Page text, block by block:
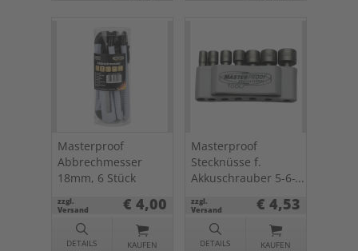
Masterproof
Abbrechmesser
18mm, 6 Stück
zzgl.
Versand
€ 4,00
DETAILS KAUFEN
Masterproof
Stecknüsse f.
Akkuschrauber 5-6-
zzgl.
Versand
€ 4,53
DETAILS KAUFEN